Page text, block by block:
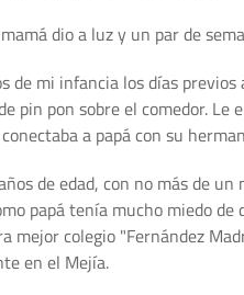
dio a luz y un par de
de mi infancia los días
pin pon sobre el comedor.
a papá con su
de edad, con no más de
papá tenía mucho miedo de
mejor colegio "Fernández
en el Mejía.